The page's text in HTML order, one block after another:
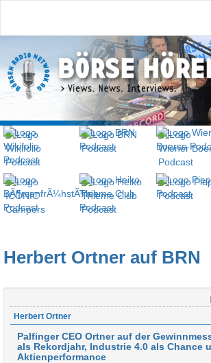
Herbert Ortner auf BRN
Herbert Ortner
Palfinger CEO Ortner auf der
als Rekordjahr, Industrie 4.0 als Chance
Aktienperformance